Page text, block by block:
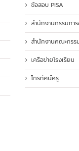
ข้อสอบ PISA
สำนักงานกรรมกา
สำนักงานคณะกรร
เครือข่ายโรงเรียน
โทรทัศน์ครู